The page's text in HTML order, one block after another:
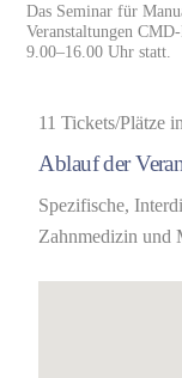
Das Seminar für
Veranstaltungen
9.00–16.00 Uhr statt.
11 Tickets/Plätze
Ablauf der
Spezifische,
Zahnmedizin und